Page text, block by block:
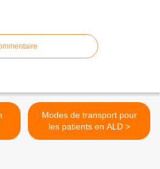
Modes de transport pour
les patients en ALD >